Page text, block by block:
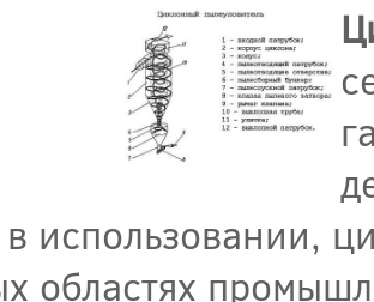
в использовании,
областях